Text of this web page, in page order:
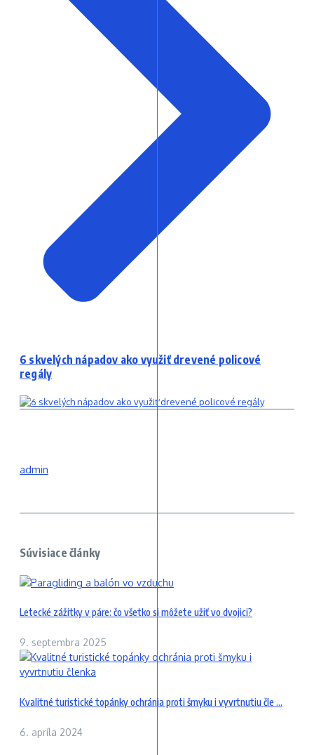
6 skvelých nápadov ako využiť drevené policové
regály
admin
Súvisiace články
Letecké zážitky v páre: čo všetko si môžete užiť vo dvojici?
9. septembra 2025
Kvalitné turistické topánky ochránia proti šmyku i vyvrtnutiu čle ...
6. apríla 2024